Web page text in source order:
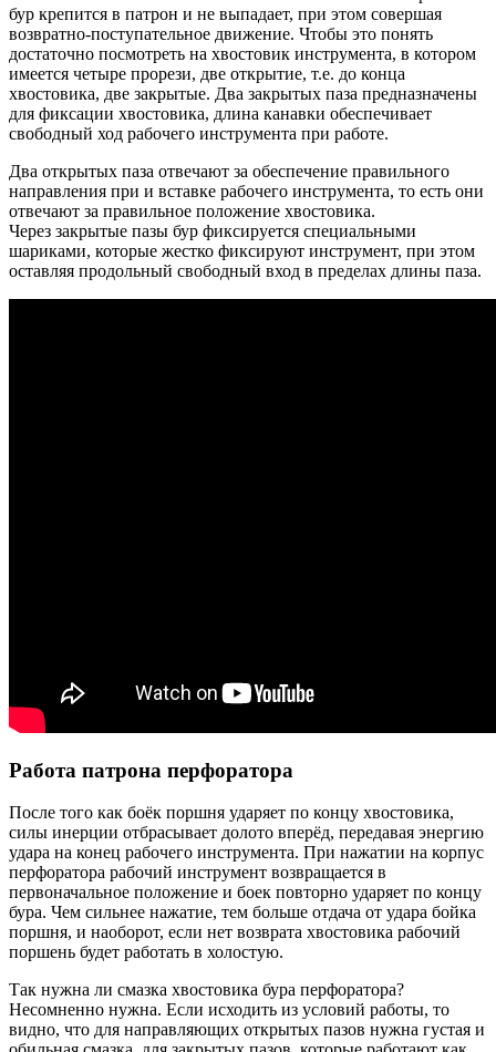
бур крепится в патрон и не выпадает, при этом совершая
возвратно-поступательное движение. Чтобы это понять
достаточно посмотреть на хвостовик инструмента, в котором
имеется четыре прорези, две открытие, т.е. до конца
хвостовика, две закрытые. Два закрытых паза предназначены
для фиксации хвостовика, длина канавки обеспечивает
свободный ход рабочего инструмента при работе.
Два открытых паза отвечают за обеспечение правильного
направления при и вставке рабочего инструмента, то есть они
отвечают за правильное положение хвостовика.
Через закрытые пазы бур фиксируется специальными
шариками, которые жестко фиксируют инструмент, при этом
оставляя продольный свободный вход в пределах длины паза.
Работа патрона перфоратора
После того как боёк поршня ударяет по концу хвостовика,
силы инерции отбрасывает долото вперёд, передавая энергию
удара на конец рабочего инструмента. При нажатии на корпус
перфоратора рабочий инструмент возвращается в
первоначальное положение и боек повторно ударяет по концу
бура. Чем сильнее нажатие, тем больше отдача от удара бойка
поршня, и наоборот, если нет возврата хвостовика рабочий
поршень будет работать в холостую.
Так нужна ли смазка хвостовика бура перфоратора?
Несомненно нужна. Если исходить из условий работы, то
видно, что для направляющих открытых пазов нужна густая и